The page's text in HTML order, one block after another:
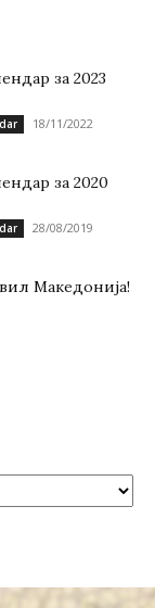
за 2023
18/11/2022
за 2020
28/08/2019
Македонија!